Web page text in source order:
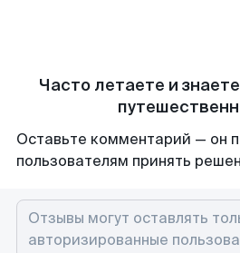
Часто летаете и
Оставьте комментарий — он
пользователям принять